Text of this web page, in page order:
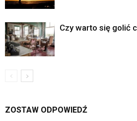
Czy warto się golić
ZOSTAW ODPOWIEDŹ